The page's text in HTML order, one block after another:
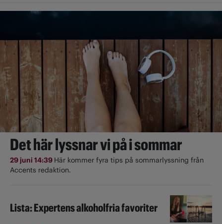
Det här lyssnar vi på i sommar
29 juni 14:39 Här kommer fyra tips på sommarlyssning från
Accents redaktion.
Lista: Expertens alkoholfria favoriter